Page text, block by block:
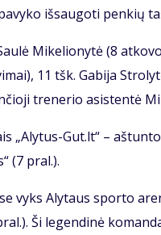
išsaugoti penkių
Mikelionytė (8
11 tšk. Gabija
trenerio asistentė
„Alytus-Gut.lt“ –
(7 pral.).
vyks Alytaus sporto
Ši legendinė